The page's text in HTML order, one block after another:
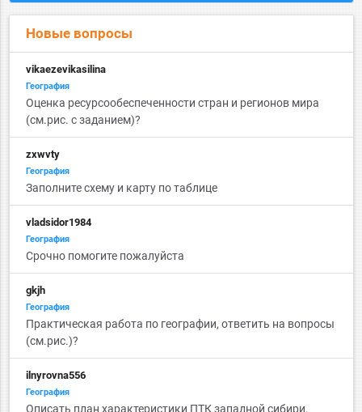
Новые вопросы
vikaezevikasilina
География
Оценка ресурсообеспеченности стран и регионов мира
(см.рис. с заданием)?
zxwvty
География
Заполните схему и карту по таблице
vladsidor1984
География
Срочно помогите пожалуйста
gkjh
География
Практическая работа по географии, ответить на вопросы
(см.рис.)?
ilnyrovna556
География
Описать план характеристики ПТК западной сибири.